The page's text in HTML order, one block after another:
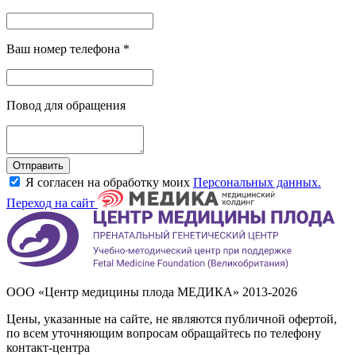
Ваш номер телефона *
Повод для обращения
Отправить
Я согласен на обработку моих Персональных данных.
Переход на сайт
ООО «Центр медицины плода МЕДИКА» 2013-2026
Цены, указанные на сайте, не являются публичной офертой,
по всем уточняющим вопросам обращайтесь по телефону
контакт-центра